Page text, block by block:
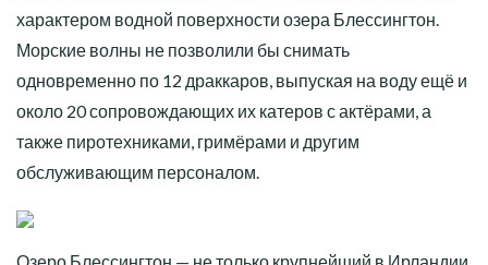
характером водной поверхности озера Блессингтон.
Морские волны не позволили бы снимать
одновременно по 12 драккаров, выпуская на воду ещё и
около 20 сопровождающих их катеров с актёрами, а
также пиротехниками, гримёрами и другим
обслуживающим персоналом.